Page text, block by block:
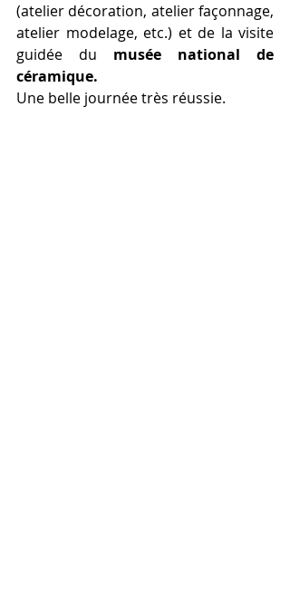
(atelier décoration, atelier façonnage,
atelier modelage, etc.) et de la visite
guidée du musée national de
céramique.
Une belle journée très réussie.